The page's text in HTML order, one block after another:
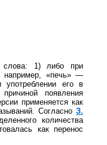
слова: 1) либо при
например, «печь» —
его в
появления
применяется как
Согласно З.
количества
как перенос